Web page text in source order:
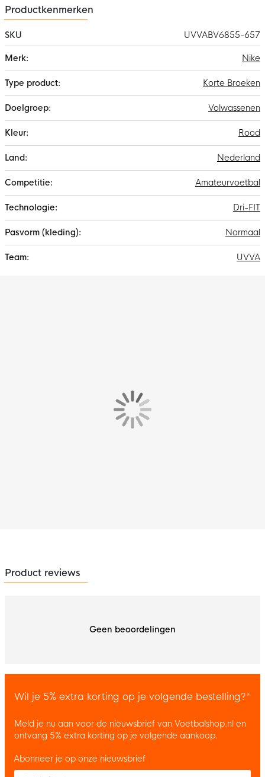
Productkenmerken
SKU
UVVABV6855-657
informatie
Nike
Korte Broeken
Volwassenen
Rood
Nederland
Amateurvoetbal
Dri-FIT
Normaal
UVVA
Product reviews
Geen beoordelingen
Wil je 5% extra korting op je volgende bestelling?*
Meld je nu aan voor de nieuwsbrief van Voetbalshop.nl en
ontvang 5% extra korting op je volgende aankoop.
Enter your email and accept the privacy policy to subscribe to
Abonneer je op onze nieuwsbrief